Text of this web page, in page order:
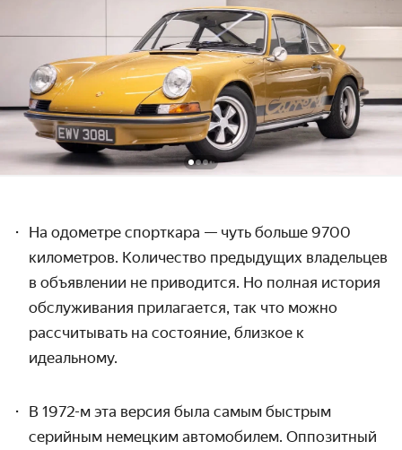
На одометре спорткара — чуть больше 9700
километров. Количество предыдущих владельцев
в объявлении не приводится. Но полная история
обслуживания прилагается, так что можно
рассчитывать на состояние, близкое к
идеальному.
В 1972-м эта версия была самым быстрым
серийным немецким автомобилем. Оппозитный